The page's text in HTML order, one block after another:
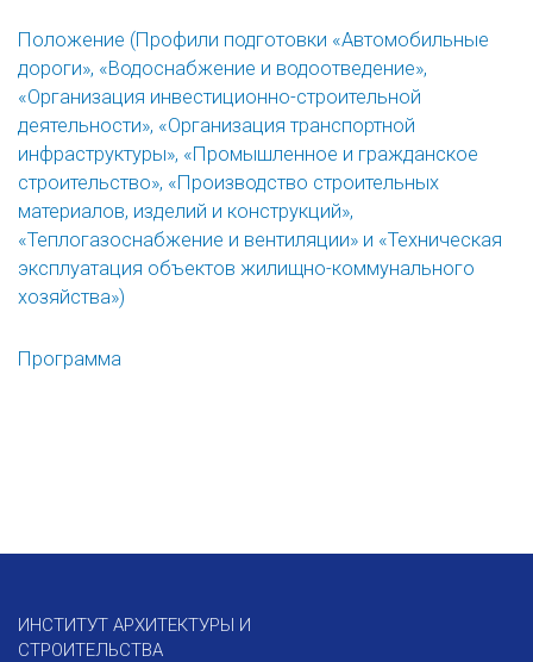
Положение (Профили подготовки «Автомобильные
дороги», «Водоснабжение и водоотведение»,
«Организация инвестиционно-строительной
деятельности», «Организация транспортной
инфраструктуры», «Промышленное и гражданское
строительство», «Производство строительных
материалов, изделий и конструкций»,
«Теплогазоснабжение и вентиляции» и «Техническая
эксплуатация объектов жилищно-коммунального
хозяйства»)
Программа
ИНСТИТУТ АРХИТЕКТУРЫ И
СТРОИТЕЛЬСТВА